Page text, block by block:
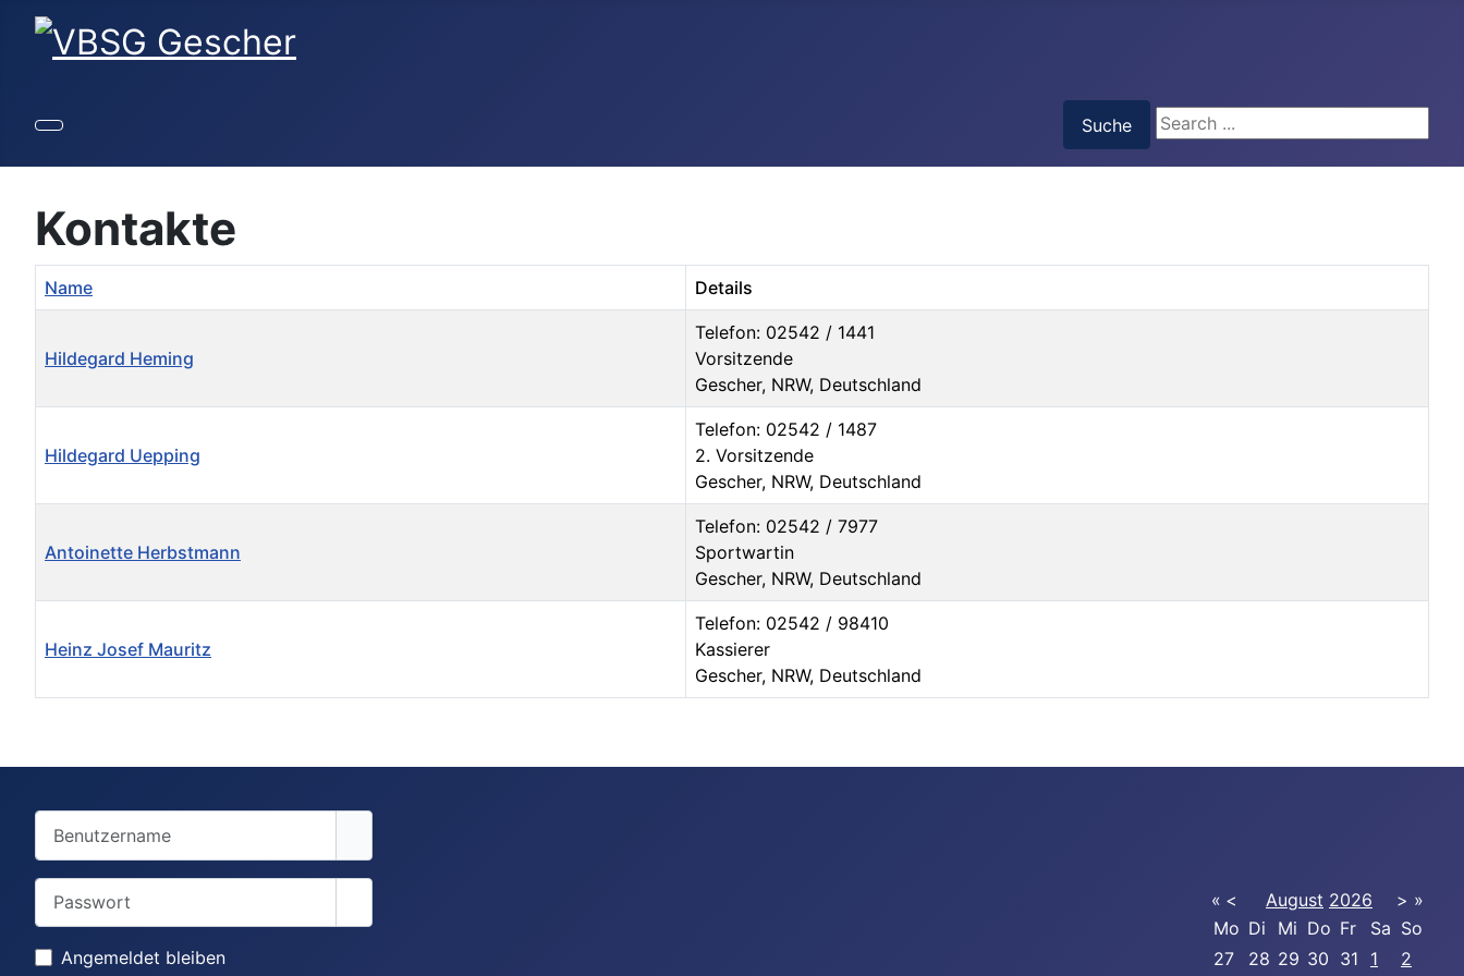
Suche
Suche
Kontakte
Name Details
Hildegard Heming
Telefon: 02542 / 1441
Vorsitzende
Gescher, NRW, Deutschland
Hildegard Uepping
Telefon: 02542 / 1487
2. Vorsitzende
Gescher, NRW, Deutschland
Antoinette Herbstmann
Telefon: 02542 / 7977
Sportwartin
Gescher, NRW, Deutschland
Heinz Josef Mauritz
Telefon: 02542 / 98410
Kassierer
Gescher, NRW, Deutschland
Passwort
Angemeldet bleiben
« < August 2026 > »
Mo Di Mi Do Fr Sa So
27
28 29 30 31 1 2